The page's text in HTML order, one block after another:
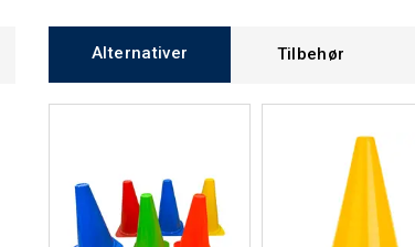
Alternativer Tilbehør